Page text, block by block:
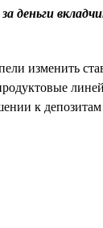
деньги
изменить
к